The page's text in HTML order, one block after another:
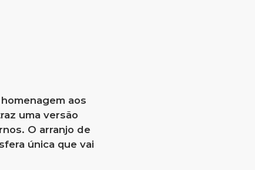
aos
uma versão
O arranjo de
única que vai